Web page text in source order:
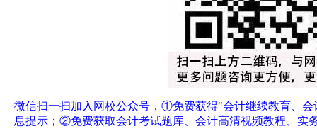
微信扫一扫加入网校公众号，①免费获得"会计继续教育、
息提示；②免费获取会计考试题库、会计高清视频教程、实